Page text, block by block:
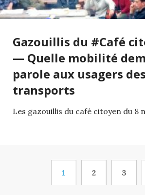
Gazouillis du #Café
— Quelle mobilité
parole aux usagers des
transports
Les gazouillis du café citoyen du 8
1 2 3